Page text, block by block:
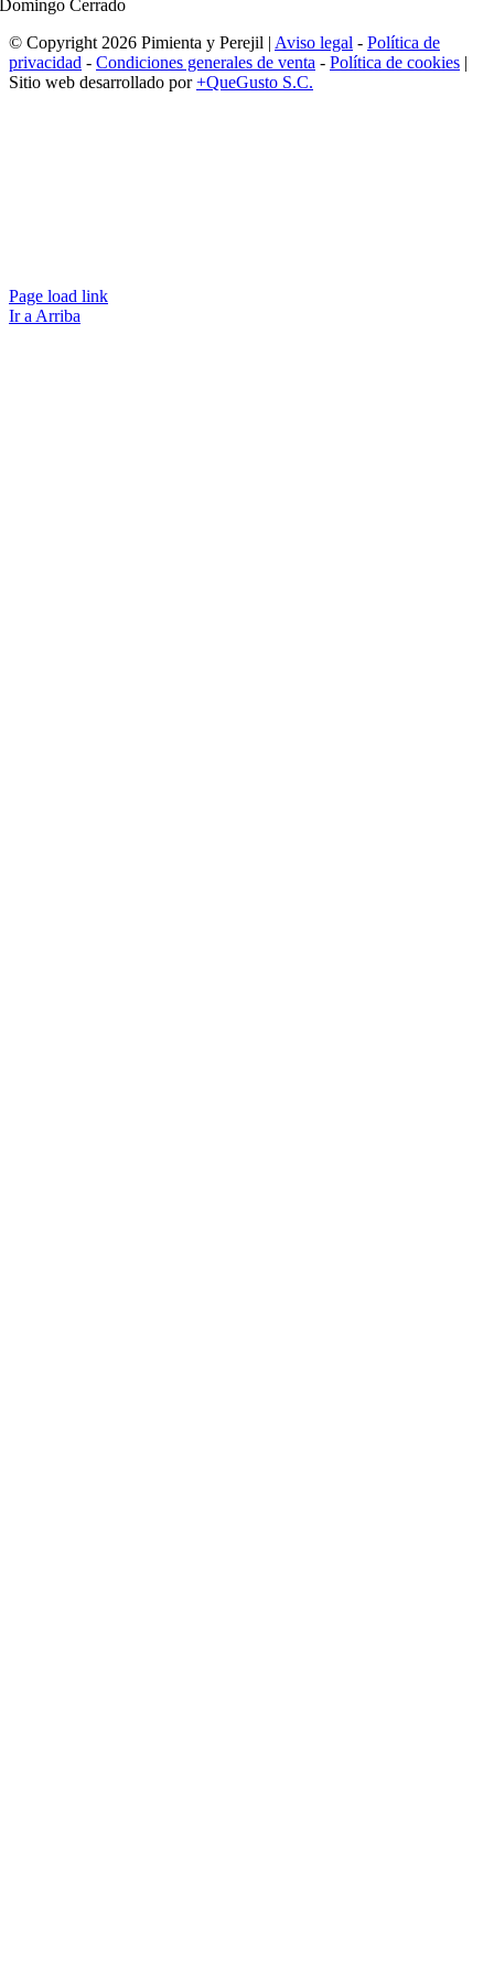
Domingo Cerrado
© Copyright 2026 Pimienta y Perejil | Aviso legal - Política de
privacidad - Condiciones generales de venta - Política de cookies |
Sitio web desarrollado por+QueGusto S.C.
Page load link
Ir a Arriba